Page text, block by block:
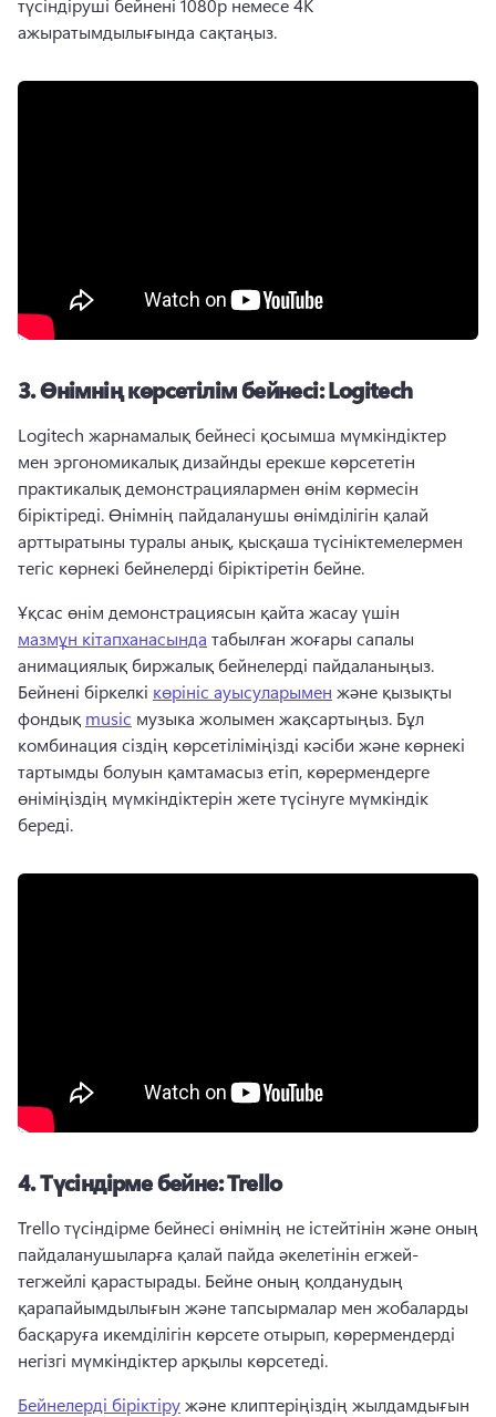
түсіндіруші бейнені 1080p немесе 4K
ажыратымдылығында сақтаңыз.
3.Өнімнің көрсетілім бейнесі: Logitech
Logitech жарнамалық бейнесі қосымша мүмкіндіктер
мен эргономикалық дизайнды ерекше көрсететін
практикалық демонстрациялармен өнім көрмесін
біріктіреді. Өнімнің пайдаланушы өнімділігін қалай
арттыратыны туралы анық, қысқаша түсініктемелермен
тегіс көрнекі бейнелерді біріктіретін бейне.
Ұқсас өнім демонстрациясын қайта жасау үшін
мазмұн кітапханасында табылған жоғары сапалы
Бейнені біркелкі көрініс ауысуларымен және қызықты
фондық music музыка жолымен жақсартыңыз. Бұл
комбинация сіздің көрсетіліміңізді кәсіби және көрнекі
тартымды болуын қамтамасыз етіп, көрермендерге
өніміңіздің мүмкіндіктерін жете түсінуге мүмкіндік
береді.
4.Түсіндірме бейне: Trello
Trello түсіндірме бейнесі өнімнің не істейтінін және оның
пайдаланушыларға қалай пайда әкелетінін егжей-
тегжейлі қарастырады. Бейне оның қолданудың
қарапайымдылығын және тапсырмалар мен жобаларды
басқаруға икемділігін көрсете отырып, көрермендерді
негізгі мүмкіндіктер арқылы көрсетеді.
Бейнелерді біріктіру және клиптеріңіздің жылдамдығын